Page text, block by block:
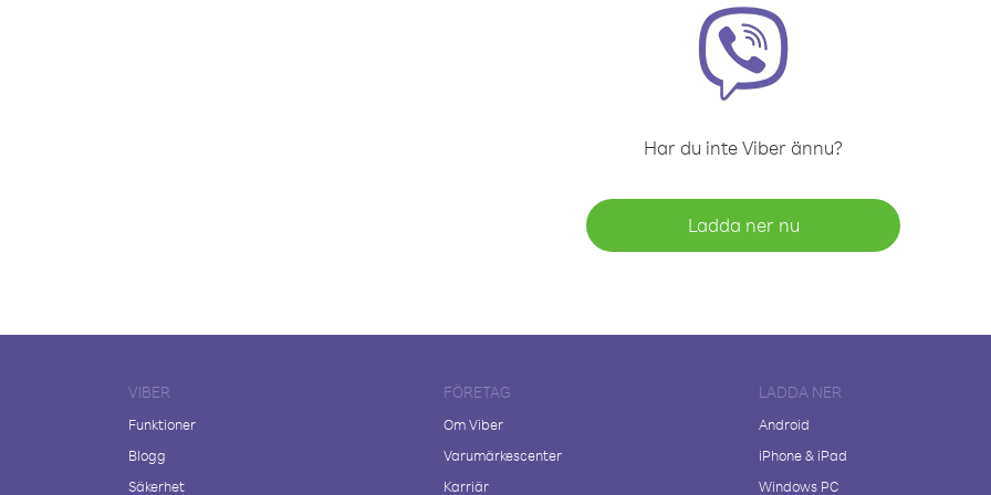
Har du inte Viber ännu?
Ladda ner nu
VIBER
Funktioner
Blogg
Säkerhet
FÖRETAG
Om Viber
Varumärkescenter
Karriär
LADDA NER
Android
iPhone & iPad
Windows PC